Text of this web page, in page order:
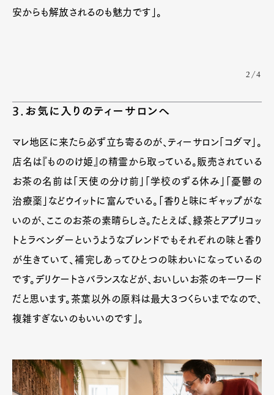
Art&Design WatchFashion
安からも解放されるのも魅力です」。
2/4
3.お気に入りのティーサロンへ
マレ地区に来たら必ず立ち寄るのが、ティーサロン「コダマ」。
店名は『もののけ姫』の精霊から取っている。販売されている
お茶の名前は「天使の分け前」「学校のずる休み」「憂鬱の
治療薬」などウイットに富んでいる。「香りと味にギャップがな
いのが、ここのお茶の素晴らしさ。たとえば、緑茶とアプリコッ
トとラベンダーというようなブレンドでもそれぞれの味と香り
が生きていて、補完しあってひとつの味わいになっているの
です。デリケートさバランスなどが、おいしいお茶のキーワード
だと思います。茶葉以外の原料は最大３つくらいまでなので、
複雑すぎないのもいいのです」。